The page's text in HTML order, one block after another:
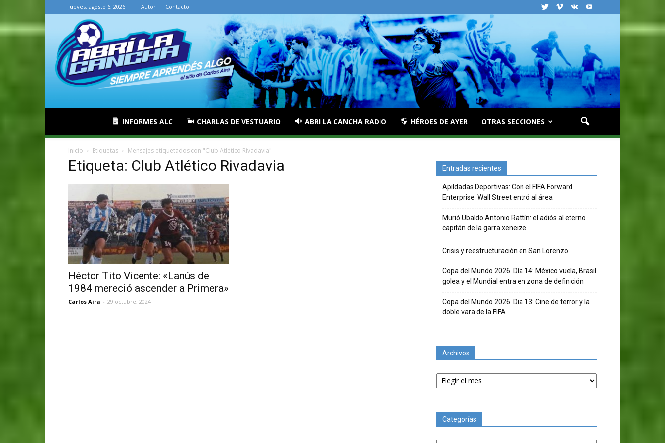
jueves, agosto 6, 2026 Autor Contacto
INFORMES ALC CHARLAS DE VESTUARIO ABRI LA CANCHA RADIO HÉROES DE AYER OTRAS SECCIONES
Inicio Etiquetas Mensajes etiquetados con "Club Atlético Rivadavia"
Etiqueta: Club Atlético Rivadavia
Héctor Tito Vicente: «Lanús de
1984 mereció ascender a Primera»
Carlos Aira - 29 octubre, 2024
Entradas recientes
Apildadas Deportivas: Con el FIFA Forward
Enterprise, Wall Street entró al área
Murió Ubaldo Antonio Rattín: el adiós al eterno
capitán de la garra xeneize
Crisis y reestructuración en San Lorenzo
Copa del Mundo 2026. Día 14: México vuela, Brasil
golea y el Mundial entra en zona de definición
Copa del Mundo 2026. Dia 13: Cine de terror y la
doble vara de la FIFA
Archivos
Archivos
Categorías
Categorías